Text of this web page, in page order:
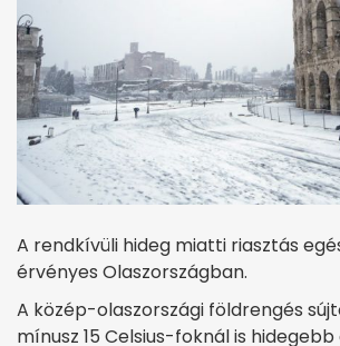
A rendkívüli hideg miatti riasztás
érvényes Olaszországban.
A közép-olaszországi földrengés
mínusz 15 Celsius-foknál is